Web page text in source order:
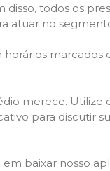
todos os
atuar no
marcados
merece. Utilize
para discutir
em baixar nosso